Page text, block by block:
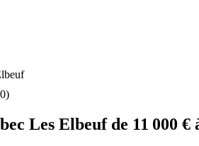
)
Les Elbeuf de 11 000 €